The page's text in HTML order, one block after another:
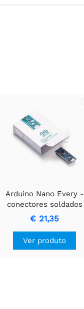
Arduino Nano Every -
conectores soldados
€ 21,35
Ver produto